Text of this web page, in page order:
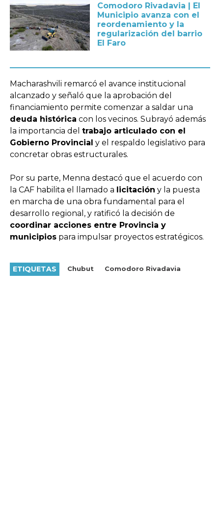
Comodoro Rivadavia | El
Municipio avanza con el
reordenamiento y la
regularización del barrio
El Faro
Macharashvili remarcó el avance institucional
alcanzado y señaló que la aprobación del
financiamiento permite comenzar a saldar una
deuda histórica con los vecinos. Subrayó además
la importancia del trabajo articulado con el
Gobierno Provincial y el respaldo legislativo para
concretar obras estructurales.
Por su parte, Menna destacó que el acuerdo con
la CAF habilita el llamado a licitación y la puesta
en marcha de una obra fundamental para el
desarrollo regional, y ratificó la decisión de
coordinar acciones entre Provincia y
municipios para impulsar proyectos estratégicos.
ETIQUETAS Chubut Comodoro Rivadavia